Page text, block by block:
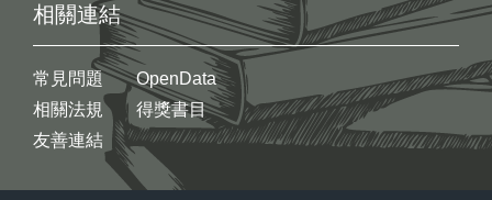
相關連結
常見問題
相關法規
友善連結
OpenData
得獎書目